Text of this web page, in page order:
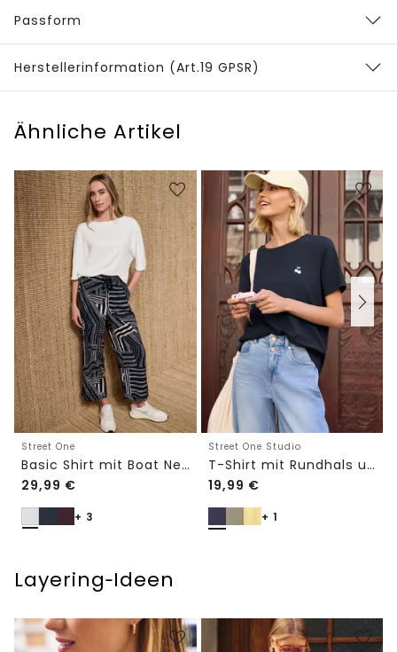
Passform
Herstellerinformation (Art.19 GPSR)
Ähnliche Artikel
Street One
Basic Shirt mit Boat Neck und Elastikbund
29,99 €
+ 3
Street One Studio
T-Shirt mit Rundhals und Embroidery-Detail
19,99 €
+ 1
Layering‑Ideen